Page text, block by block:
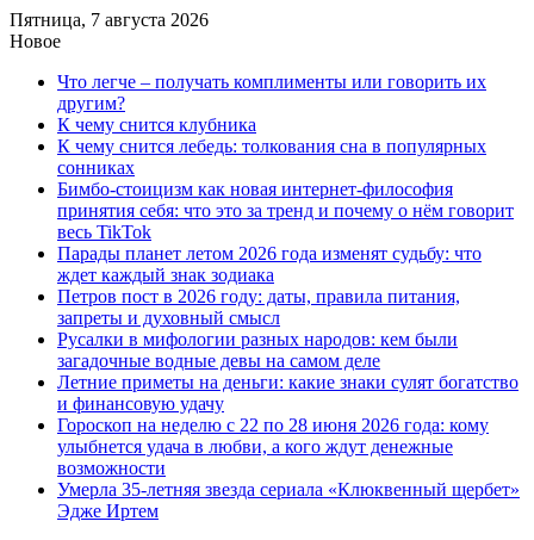
Пятница, 7 августа 2026
Новое
Что легче – получать комплименты или говорить их
другим?
К чему снится клубника
К чему снится лебедь: толкования сна в популярных
сонниках
Бимбо-стоицизм как новая интернет-философия
принятия себя: что это за тренд и почему о нём говорит
весь TikTok
Парады планет летом 2026 года изменят судьбу: что
ждет каждый знак зодиака
Петров пост в 2026 году: даты, правила питания,
запреты и духовный смысл
Русалки в мифологии разных народов: кем были
загадочные водные девы на самом деле
Летние приметы на деньги: какие знаки сулят богатство
и финансовую удачу
Гороскоп на неделю с 22 по 28 июня 2026 года: кому
улыбнется удача в любви, а кого ждут денежные
возможности
Умерла 35-летняя звезда сериала «Клюквенный щербет»
Эдже Иртем